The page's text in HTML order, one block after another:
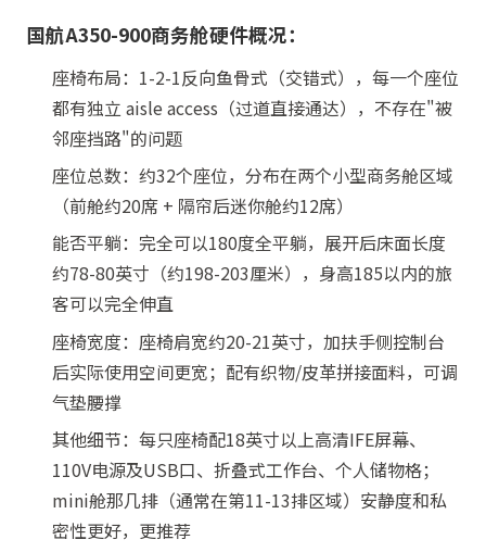
国航A350-900商务舱硬件概况：
座椅布局：1-2-1反向鱼骨式（交错式），每一个座位
都有独立 aisle access（过道直接通达），不存在"被
邻座挡路"的问题
座位总数：约32个座位，分布在两个小型商务舱区域
（前舱约20席 + 隔帘后迷你舱约12席）
能否平躺：完全可以180度全平躺，展开后床面长度
约78-80英寸（约198-203厘米），身高185以内的旅
客可以完全伸直
座椅宽度：座椅肩宽约20-21英寸，加扶手侧控制台
后实际使用空间更宽；配有织物/皮革拼接面料，可调
气垫腰撑
其他细节：每只座椅配18英寸以上高清IFE屏幕、
110V电源及USB口、折叠式工作台、个人储物格；
mini舱那几排（通常在第11-13排区域）安静度和私
密性更好，更推荐